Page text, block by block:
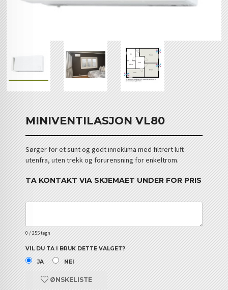
MINIVENTILASJON VL80
Sørger for et sunt og godt inneklima med filtrert luft
utenfra, uten trekk og forurensning for enkeltrom.
TA KONTAKT VIA SKJEMAET UNDER FOR PRIS
0/ 255 tegn
VIL DU TA I BRUK DETTE VALGET?
JA
NEI
ØNSKELISTE